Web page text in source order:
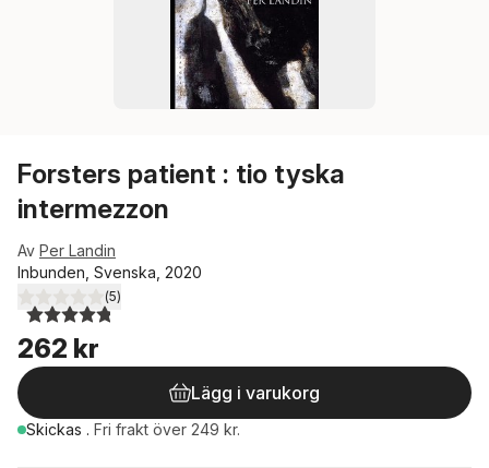
Forsters patient : tio tyska
intermezzon
Av Per Landin
Inbunden, Svenska, 2020
4,8utav 5 stjärnor. Totalt antal röster:
(5)
262 kr
Lägg i varukorg
Skickas . Fri frakt över 249 kr.